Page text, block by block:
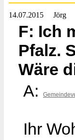
14.07.2015 Jörg
F: Ich
Pfalz.
Wäre
A:
Ihr